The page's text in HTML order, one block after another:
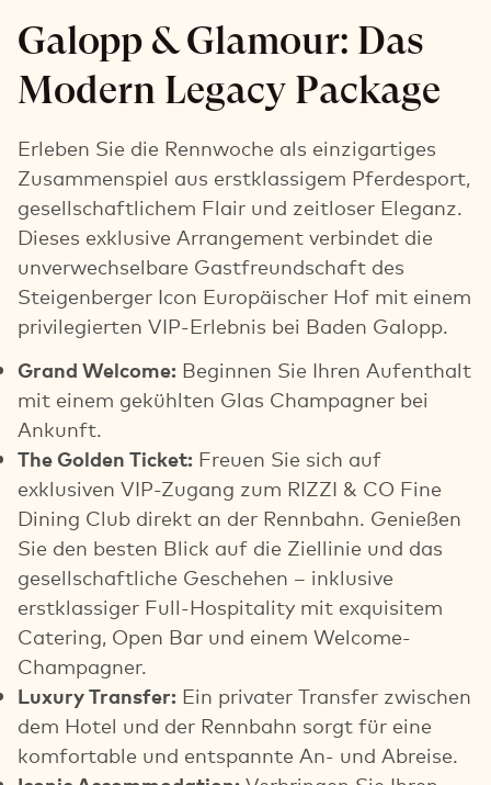
Galopp & Glamour: Das
Modern Legacy Package
Erleben Sie die Rennwoche als einzigartiges
Zusammenspiel aus erstklassigem Pferdesport,
gesellschaftlichem Flair und zeitloser Eleganz.
Dieses exklusive Arrangement verbindet die
unverwechselbare Gastfreundschaft des
Steigenberger Icon Europäischer Hof mit einem
privilegierten VIP-Erlebnis bei Baden Galopp.
Grand Welcome: Beginnen Sie Ihren Aufenthalt
mit einem gekühlten Glas Champagner bei
Ankunft.
The Golden Ticket: Freuen Sie sich auf
exklusiven VIP-Zugang zum RIZZI & CO Fine
Dining Club direkt an der Rennbahn. Genießen
Sie den besten Blick auf die Ziellinie und das
gesellschaftliche Geschehen – inklusive
erstklassiger Full-Hospitality mit exquisitem
Catering, Open Bar und einem Welcome-
Champagner.
Luxury Transfer: Ein privater Transfer zwischen
dem Hotel und der Rennbahn sorgt für eine
komfortable und entspannte An- und Abreise.